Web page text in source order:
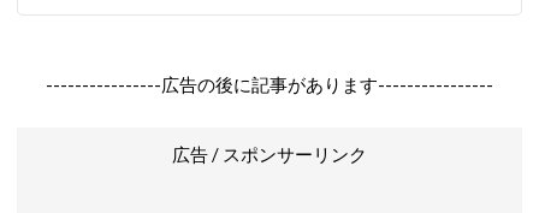
----------------広告の後に記事があります----------------
広告 / スポンサーリンク